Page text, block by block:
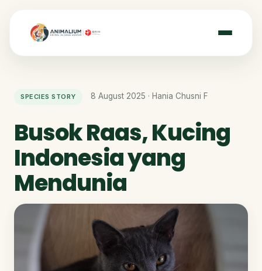
SPECIES STORY 8 August 2025 · Hania Chusni F
Busok Raas, Kucing
Indonesia yang
Mendunia